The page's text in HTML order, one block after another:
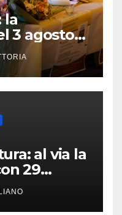
la
3 agosto
al via la
29
a